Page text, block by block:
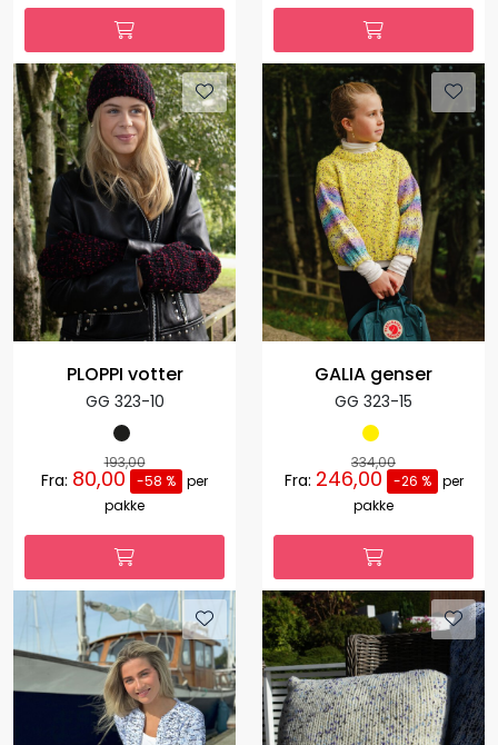
PLOPPI votter
GG 323-10
193,00
Fra: 80,00 -58 % per
pakke
GALIA genser
GG 323-15
334,00
Fra: 246,00 -26 %
per
pakke